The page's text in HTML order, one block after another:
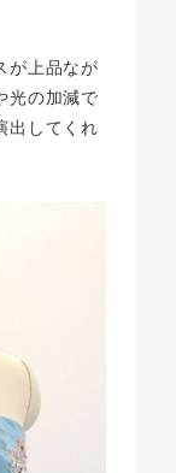
が上品なが
光の加減で
出してくれ